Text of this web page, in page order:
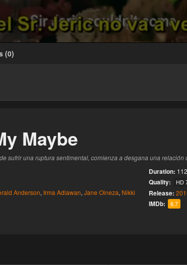
(0)
Maybe
sufrir una ruptura sentimental, comienza a desgana una relación
Anderson, Irma Adlawan, Jane Oineza, Nikki
Duration:
Quality: HD
Release:
IMDb: 6.7